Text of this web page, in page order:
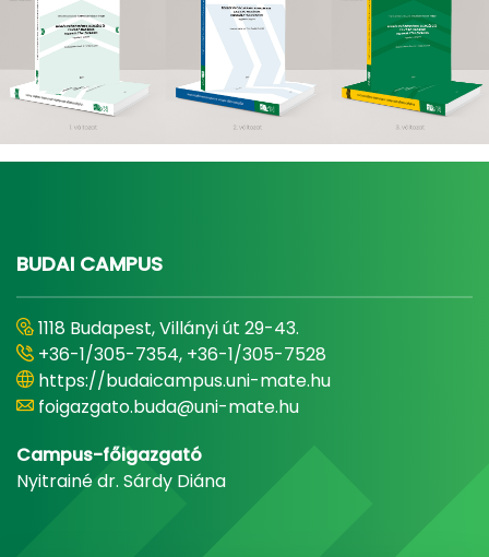
BUDAI CAMPUS
1118 Budapest, Villányi út 29-43.
+36-1/305-7354, +36-1/305-7528
https://budaicampus.uni-mate.hu
foigazgato.buda@uni-mate.hu
Campus-főigazgató
Nyitrainé dr. Sárdy Diána